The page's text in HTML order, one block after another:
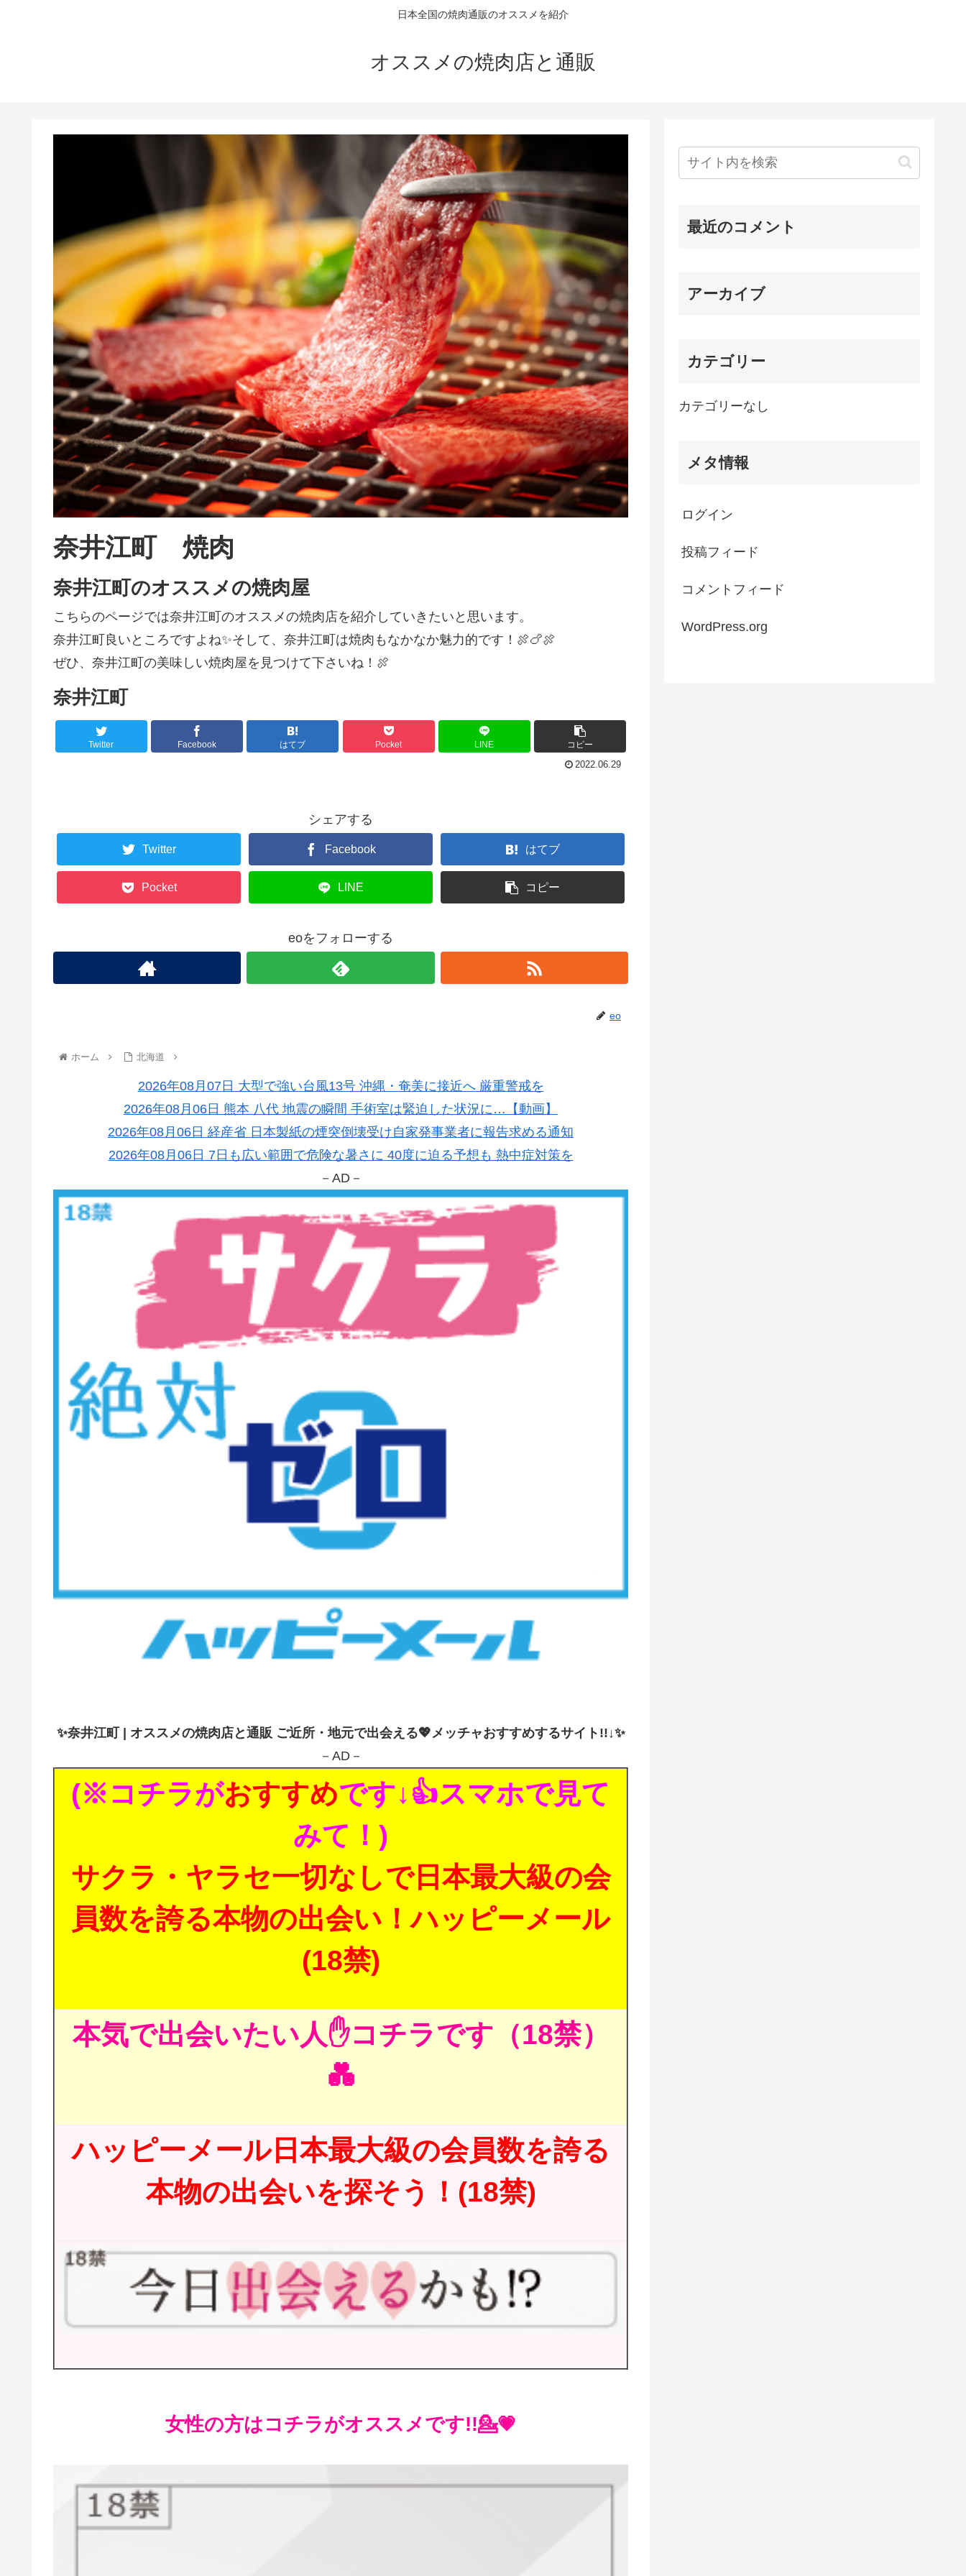
日本全国の焼肉通販のオススメを紹介
オススメの焼肉店と通販
奈井江町 焼肉
奈井江町のオススメの焼肉屋
こちらのページでは奈井江町のオススメの焼肉店を紹介していきたいと思います。
奈井江町良いところですよね✨そして、奈井江町は焼肉もなかなか魅力的です！🍖🍗🍖
ぜひ、奈井江町の美味しい焼肉屋を見つけて下さいね！🍖
奈井江町
Twitter Facebook はてブ Pocket LINE コピー
2022.06.29
シェアする
Twitter Facebook はてブ
Pocket LINE コピー
eoをフォローする
eo
ホーム 北海道
2026年08月07日 大型で強い台風13号 沖縄・奄美に接近へ 厳重警戒を
2026年08月06日 熊本 八代 地震の瞬間 手術室は緊迫した状況に…【動画】
2026年08月06日 経産省 日本製紙の煙突倒壊受け自家発事業者に報告求める通知
2026年08月06日 7日も広い範囲で危険な暑さに 40度に迫る予想も 熱中症対策を
－AD－
✨奈井江町 | オススメの焼肉店と通販 ご近所・地元で出会える💖メッチャおすすめするサイト!!↓✨
－AD－
(※コチラがおすすめです↓👍スマホで見て
みて！)
サクラ・ヤラセ一切なしで日本最大級の会
員数を誇る本物の出会い！ハッピーメール
(18禁)
本気で出会いたい人✋コチラです（18禁）
💑
ハッピーメール日本最大級の会員数を誇る
本物の出会いを探そう！(18禁)
女性の方はコチラがオススメです!!💁💗
最近のコメント
アーカイブ
カテゴリー
カテゴリーなし
メタ情報
ログイン
投稿フィード
コメントフィード
WordPress.org